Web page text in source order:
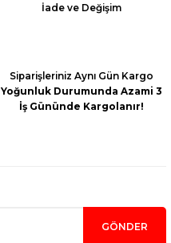
İade ve Değişim
Siparişleriniz Aynı Gün Kargo
Yoğunluk Durumunda Azami 3
İş Gününde Kargolanır!
GÖNDER